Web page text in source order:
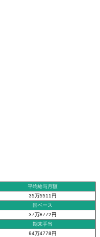
平均給与月額
35万5511円
国ベース
37万8772円
期末手当
94万4778円